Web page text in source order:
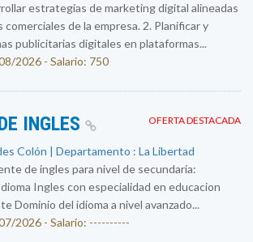
estrategias de marketing digital alineadas
de la empresa. 2. Planificar y
publicitarias digitales en plataformas...
2026 - Salario: 750
OFERTA DESTACADA
INGLES
Colón | Departamento : La Libertad
de ingles para nivel de secundaria:
Ingles con especialidad en educacion
Dominio del idioma a nivel avanzado...
2026 - Salario: ----------